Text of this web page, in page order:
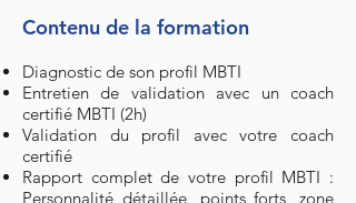
Contenu de la formation
Diagnostic de son profil MBTI
Entretien de validation avec un coach
certifié MBTI (2h)
Validation du profil avec votre coach
certifié
Rapport complet de votre profil MBTI :
Personnalité détaillée, points forts, zone